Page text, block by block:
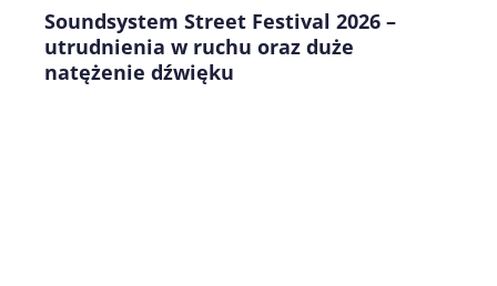
Soundsystem Street Festival 2026 –
utrudnienia w ruchu oraz duże
natężenie dźwięku